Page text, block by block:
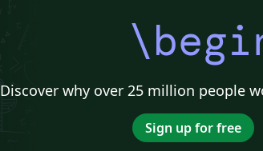
Discover why over 25 million people
Sign up for free